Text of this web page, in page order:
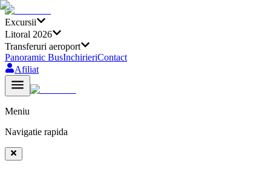
Excursii
Litoral 2026
Transferuri aeroport
Panoramic BusInchirieriContact
Afiliat
Meniu
Navigatie rapida